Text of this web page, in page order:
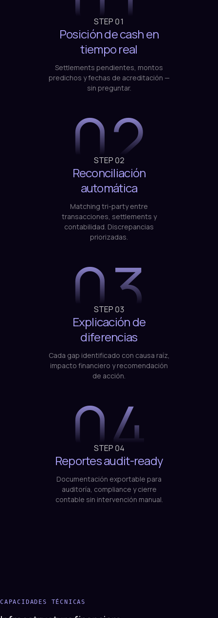
STEP 01
Posición de cash en
tiempo real
Settlements pendientes, montos
predichos y fechas de acreditación —
sin preguntar.
02
STEP 02
Reconciliación
automática
Matching tri-party entre
transacciones, settlements y
contabilidad. Discrepancias
priorizadas.
03
STEP 03
Explicación de
diferencias
Cada gap identificado con causa raíz,
impacto financiero y recomendación
04
STEP 04
Reportes audit-ready
Documentación exportable para
auditoría, compliance y cierre